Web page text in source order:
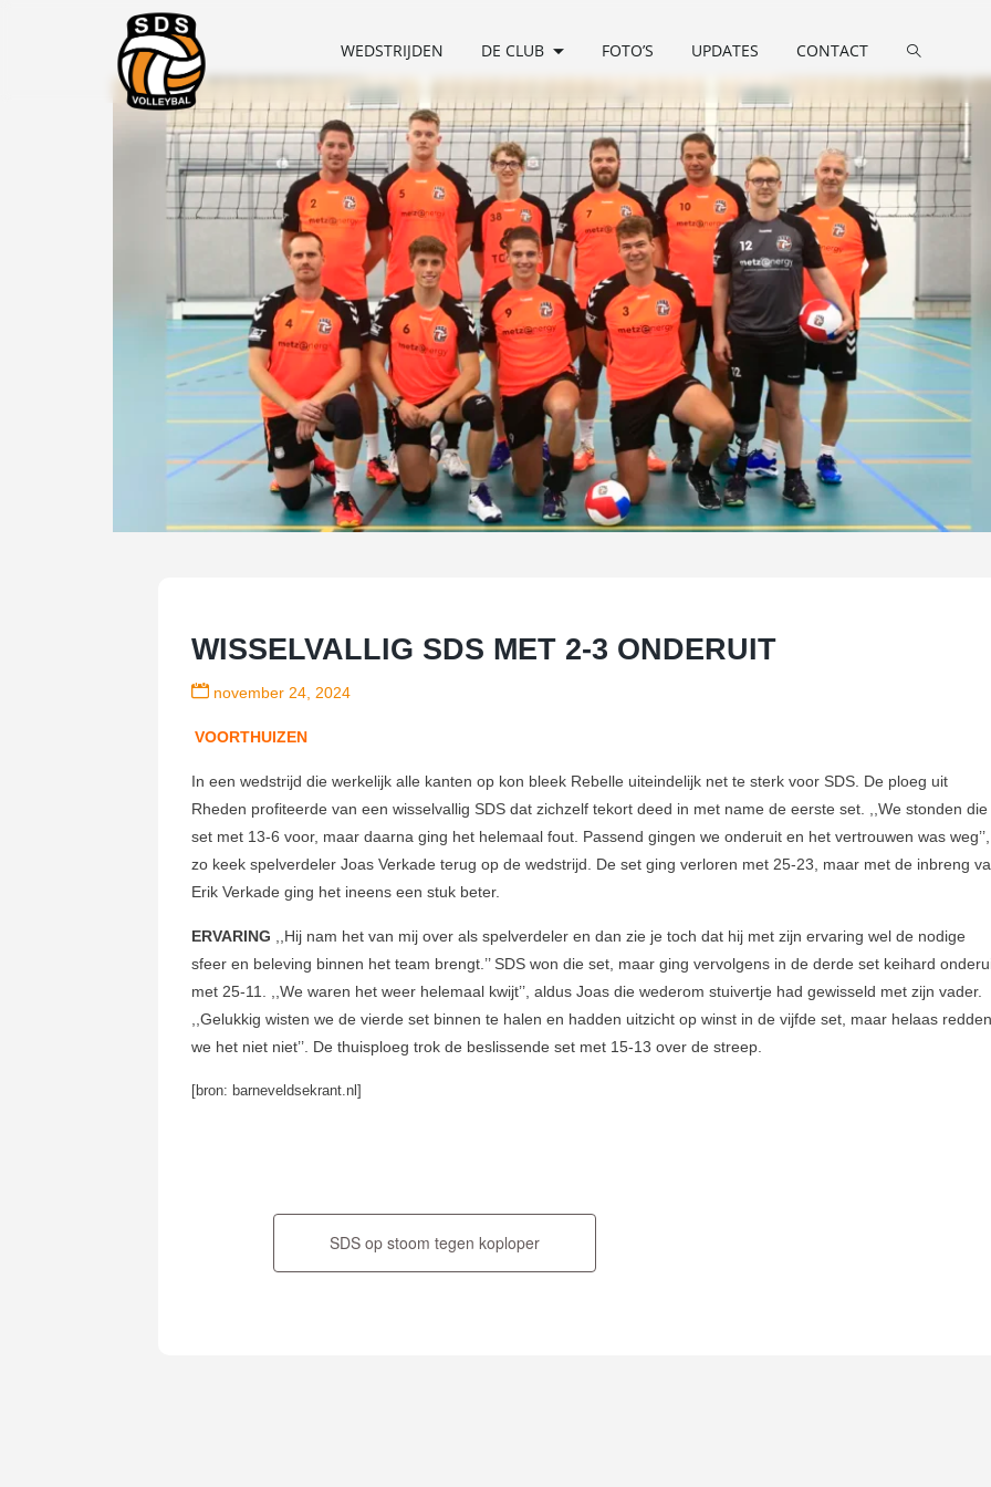
WEDSTRIJDEN DE CLUB FOTO’S UPDATES CONTACT
WISSELVALLIG SDS MET 2-3 ONDERUIT
november 24, 2024
VOORTHUIZEN
In een wedstrijd die werkelijk alle kanten op kon bleek Rebelle uiteindelijk net te sterk voor SDS. De ploeg uit
Rheden profiteerde van een wisselvallig SDS dat zichzelf tekort deed in met name de eerste set. ,,We stonden die
set met 13-6 voor, maar daarna ging het helemaal fout. Passend gingen we onderuit en het vertrouwen was weg’’,
zo keek spelverdeler Joas Verkade terug op de wedstrijd. De set ging verloren met 25-23, maar met de inbreng
Erik Verkade ging het ineens een stuk beter.
ERVARING ,,Hij nam het van mij over als spelverdeler en dan zie je toch dat hij met zijn ervaring wel de nodige
sfeer en beleving binnen het team brengt.’’ SDS won die set, maar ging vervolgens in de derde set keihard
met 25-11. ,,We waren het weer helemaal kwijt’’, aldus Joas die wederom stuivertje had gewisseld met zijn vader.
,,Gelukkig wisten we de vierde set binnen te halen en hadden uitzicht op winst in de vijfde set, maar helaas
we het niet niet’’. De thuisploeg trok de beslissende set met 15-13 over de streep.
[bron: barneveldsekrant.nl]
navigatie
SDS op stoom tegen koploper